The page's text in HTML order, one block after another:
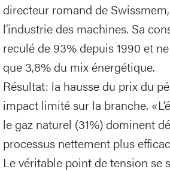
directeur romand de
l’industrie des machines. Sa
reculé de 93% depuis 1990 et
que 3,8% du mix énergétique.
Résultat: la hausse du prix du
impact limité sur la branche.
le gaz naturel (31%) dominent
processus nettement plus
Le véritable point de tension se